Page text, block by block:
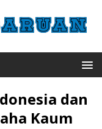
dan
Kaum